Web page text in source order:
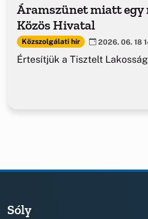
Áramszünet miatt egy
Közös Hivatal
Közszolgálati hír 2026. 06. 18
Értesítjük a Tisztelt
Sóly